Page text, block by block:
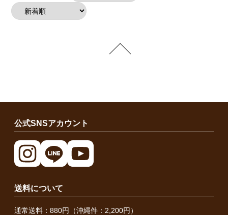
公式SNSアカウント
送料について
通常送料：880円（沖縄件：2,200円）